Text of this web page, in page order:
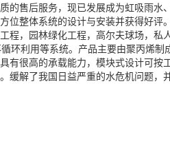
售后服务，现已发展成为虹吸雨水
位整体系统的设计与安装并获得好评
程，园林绿化工程，高尔夫球场，私
环利用等系统。产品主要由聚丙烯制
有很高的承载能力，模块式设计可按
缓解了我国日益严重的水危机问题，